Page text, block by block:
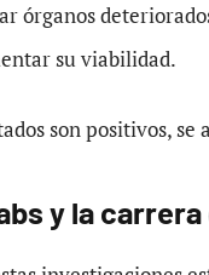
órganos
su viabilidad.
son positivos,
y la